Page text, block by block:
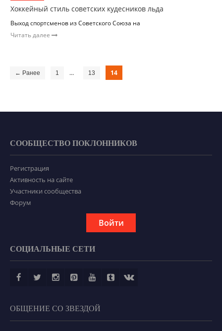
Хоккейный стиль советских кудесников льда
Выход спортсменов из Советского Союза на
Читать далее
← Ранее 1 … 13 14
СООБЩЕСТВО ПОКЛОННИКОВ
Регистрация
Активность на сайте
Участники сообщества
Форум
Войти
СОЦИАЛЬНЫЕ СЕТИ
ОБЩЕНИЕ СО ЗВЕЗДОЙ